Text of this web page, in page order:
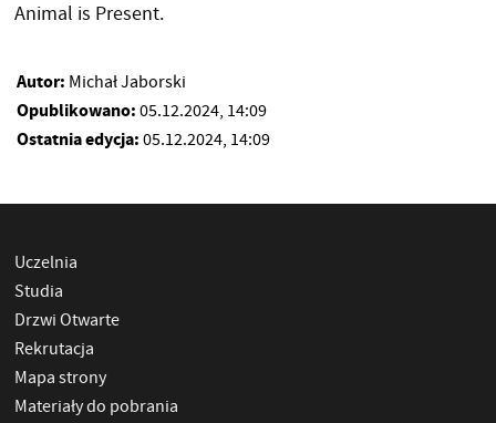
Animal is Present.
Autor: Michał Jaborski
Opublikowano: 05.12.2024, 14:09
Ostatnia edycja: 05.12.2024, 14:09
Uczelnia
Studia
Drzwi Otwarte
Rekrutacja
Mapa strony
Materiały do pobrania